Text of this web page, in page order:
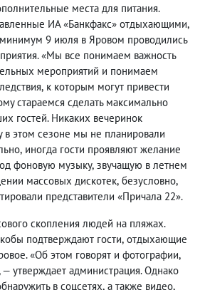
места для питания.
ИА «Банкфакс» отдыхающими,
минимум 9 июля в Яровом проводились
«Мы все понимаем важность
мероприятий и понимаем
, к которым могут привести
стараемся сделать максимально
гостей. Никаких вечеринок
в этом сезоне мы не планировали
, иногда гости проявляют желание
фоновую музыку, звучащую в летнем
массовых дискотек, безусловно,
представители «Причала 22».
скопления людей на пляжах.
подтверждают гости, отдыхающие
«Об этом говорят и фотографии,
утверждает администрация. Однако
в соцсетях, а также видео,